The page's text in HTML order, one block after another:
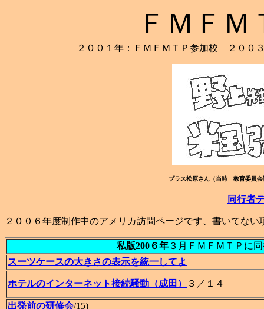
ＦＭＦＭ
２００１年：ＦＭＦＭＴＰ参加校 ２００
プラス松原さん（当時 教育委員
同行者
２００６年度制作中のアメリカ訪問ページです、書いてない
私版200６年 ３月ＦＭＦＭＴＰに
スーツケースの大きさの表示を統一してよ
ホテルのインターネット接続騒動（成田） ３／１４
出発前の研修会/15)